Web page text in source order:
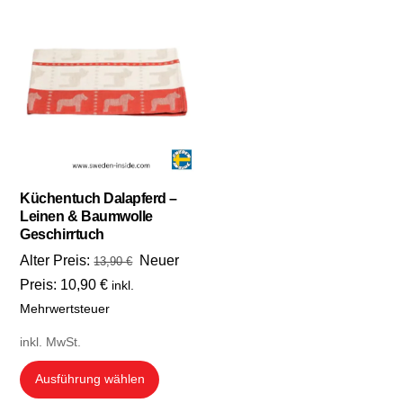
Küchentuch Dalapferd –
Leinen & Baumwolle
Geschirrtuch
Alter Preis: 13,90€ Ursprünglicher
Neuer
Preis: 10,90€Aktueller
Preis
inkl.
Mehrwertsteuer
inkl. MwSt.
Ausführung wählen
Dieses